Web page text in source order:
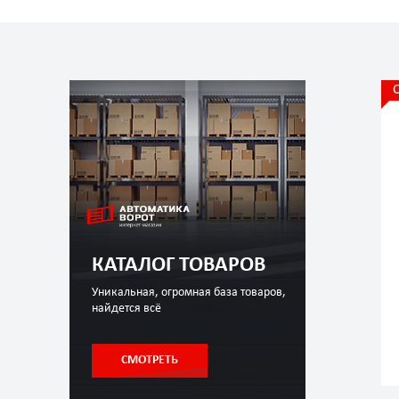
КАТАЛОГ ТОВАРОВ
Уникальная, огромная база товаров,
найдется всё
СМОТРЕТЬ